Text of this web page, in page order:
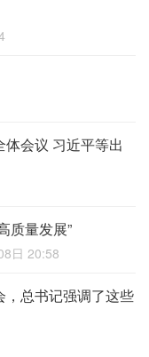
会议 习近平等出
质量发展”
日 20:58
总书记强调了这些